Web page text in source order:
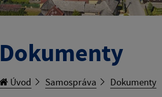
Dokumenty
Úvod Samospráva Dokumenty